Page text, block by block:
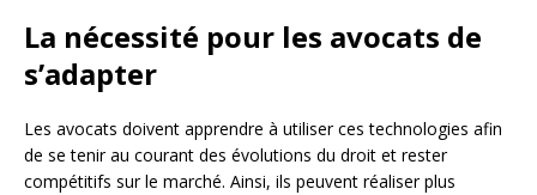
La nécessité pour les avocats de
s’adapter
Les avocats doivent apprendre à utiliser ces technologies afin
de se tenir au courant des évolutions du droit et rester
compétitifs sur le marché. Ainsi, ils peuvent réaliser plus